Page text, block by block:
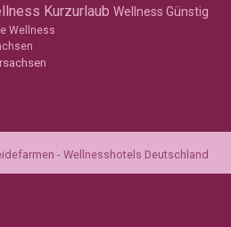
Kurzurlaub Wellness Günstig
Wellness
- Wellnesshotels Deutschland